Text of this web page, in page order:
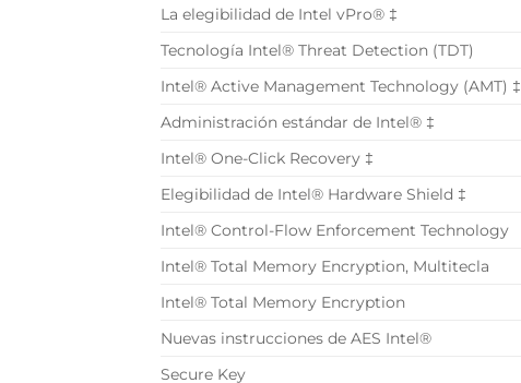
La elegibilidad de Intel vPro® ‡
Tecnología Intel® Threat Detection (TDT)
Intel® Active Management Technology (AMT) ‡
Administración estándar de Intel® ‡
Intel® One-Click Recovery ‡
Elegibilidad de Intel® Hardware Shield ‡
Intel® Control-Flow Enforcement Technology
Intel® Total Memory Encryption, Multitecla
Intel® Total Memory Encryption
Nuevas instrucciones de AES Intel®
Secure Key